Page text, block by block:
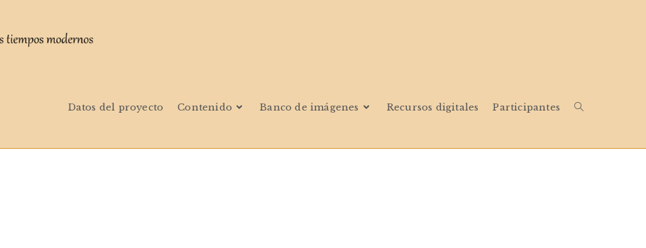
Datos del proyecto Contenido Banco de imágenes Recursos digitales Participantes